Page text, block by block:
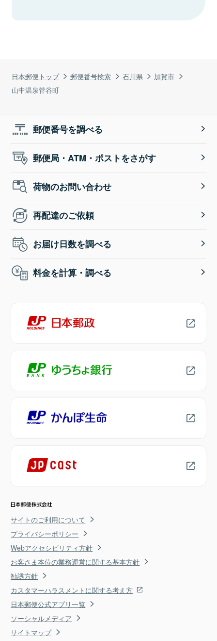
日本郵便トップ 郵便番号検索 石川県
加賀市
山中温泉菅谷町
郵便番号を調べる
郵便局・ATM・ポストをさがす
荷物のお問い合わせ
再配達のご依頼
お届け日数を調べる
料金を計算・調べる
サイトのご利用について
プライバシーポリシー
Webアクセシビリティ方針
お客さま本位の業務運営に関する基本方針
勧誘方針
カスタマーハラスメントに関する考え方
日本郵便公式アプリ一覧
ソーシャルメディア
サイトマップ